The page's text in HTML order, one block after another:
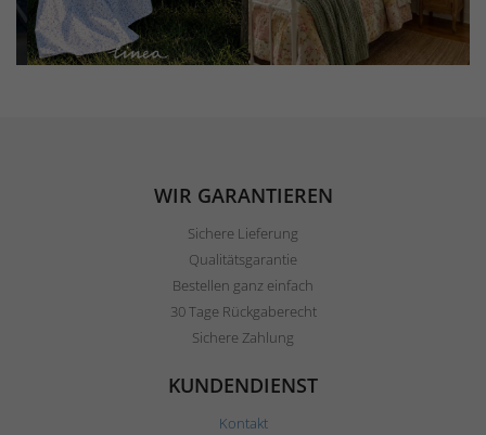
WIR GARANTIEREN
Sichere Lieferung
Qualitätsgarantie
Bestellen ganz einfach
30 Tage Rückgaberecht
Sichere Zahlung
KUNDENDIENST
Kontakt